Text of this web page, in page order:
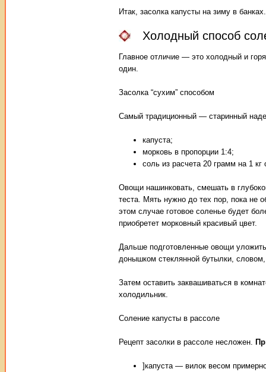
Итак, засолка капусты на зиму в
Холодный способ
Главное отличие — это холодный и
один.
Засолка “сухим” способом
Самый традиционный — старинный
капуста;
морковь в пропорции 1:4;
соль из расчета 20 грамм на 1 кг
Овощи нашинковать, смешать в
теста. Мять нужно до тех пор, пока не
этом случае готовое соленье будет
приобретет морковный красивый цвет.
Дальше подготовленные овощи
донышком стеклянной бутылки,
Затем оставить заквашиваться в
холодильник.
Соление капусты в рассоле
Рецепт засолки в рассоле несложен.
]капуста — вилок весом